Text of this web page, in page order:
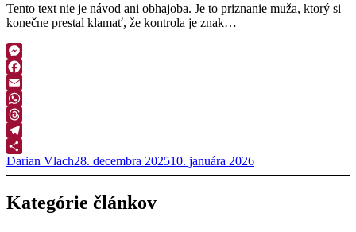
Tento text nie je návod ani obhajoba. Je to priznanie muža, ktorý si
konečne prestal klamať, že kontrola je znak…
Messenger
Facebook
Email
WhatsApp
Threads
Telegram
Zdieľať
Darian Vlach28. decembra 202510. januára 2026
Kategórie článkov